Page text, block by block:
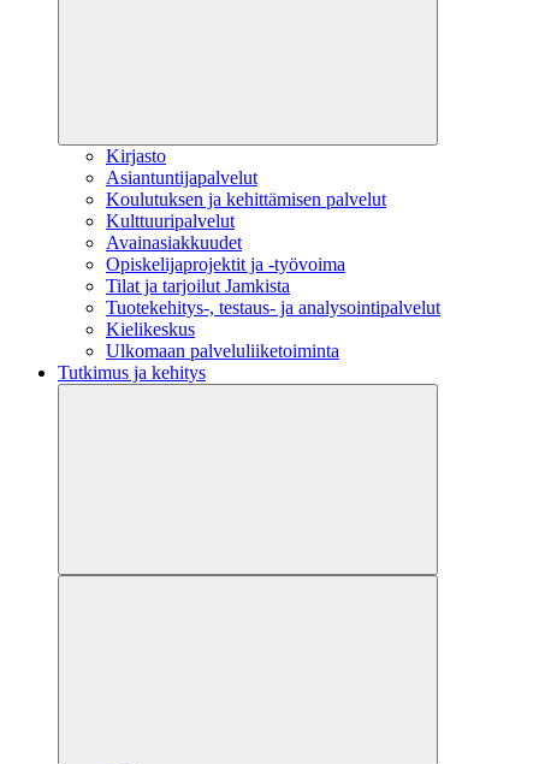
Kirjasto
Asiantuntijapalvelut
Koulutuksen ja kehittämisen palvelut
Kulttuuripalvelut
Avainasiakkuudet
Opiskelijaprojektit​ ja -työvoima
Tilat ja tarjoilut Jamkista
Tuotekehitys-, testaus- ja analysointipalvelut
Kielikeskus
Ulkomaan palveluliiketoiminta
Tutkimus ja kehitys